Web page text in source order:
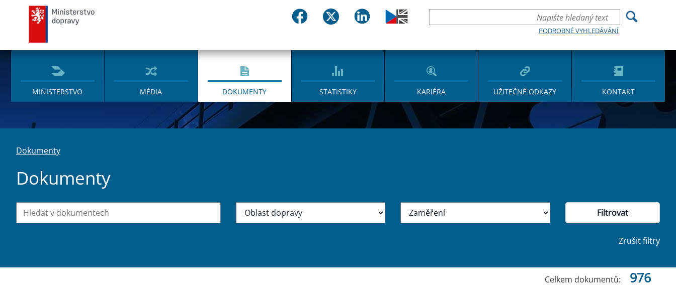
PODROBNÉ VYHLEDÁVÁNÍ
MINISTERSTVO MÉDIA DOKUMENTY STATISTIKY KARIÉRA UŽITEČNÉ ODKAZY KONTAKT
Dokumenty
Dokumenty
Zrušit filtry
Celkem dokumentů: 976